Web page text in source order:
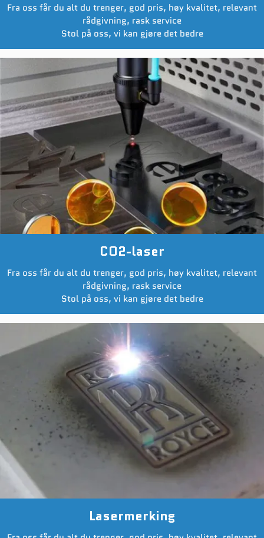
Fra oss får du alt du trenger, god pris, høy kvalitet, relevant
rådgivning, rask service
Stol på oss, vi kan gjøre det bedre
CO2-laser
Fra oss får du alt du trenger, god pris, høy kvalitet, relevant
rådgivning, rask service
Stol på oss, vi kan gjøre det bedre
Lasermerking